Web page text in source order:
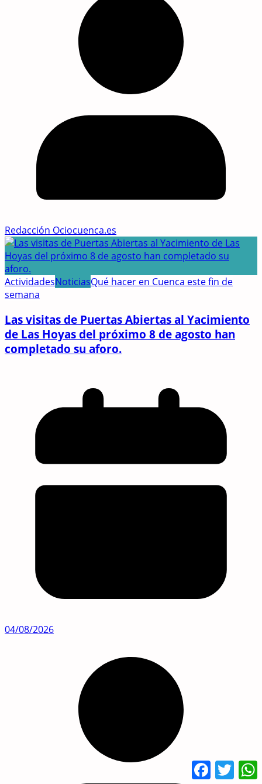
Redacción Ociocuenca.es
ActividadesNoticiasQué hacer en Cuenca este fin de
semana
Las visitas de Puertas Abiertas al Yacimiento
de Las Hoyas del próximo 8 de agosto han
completado su aforo.
04/08/2026
Facebook